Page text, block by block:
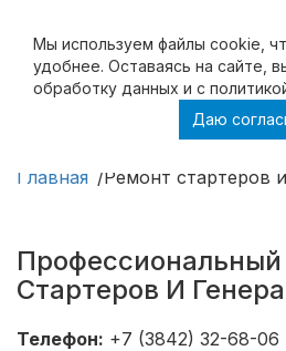
Мы используем файлы cookie,
удобнее. Оставаясь на сайте,
обработку данных и с
Даю
Ремонт стартеров и
Главная Ремонт стартеров
Стартеров И
Телефон: +7 (3842) 32-68-06